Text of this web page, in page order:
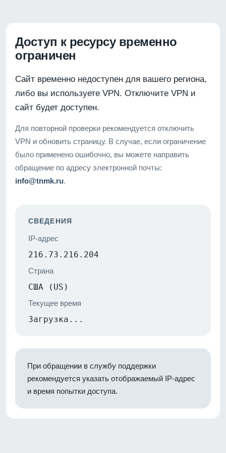
Доступ к ресурсу временно
ограничен
Сайт временно недоступен для вашего региона,
либо вы используете VPN. Отключите VPN и
сайт будет доступен.
Для повторной проверки рекомендуется отключить
VPN и обновить страницу. В случае, если ограничение
было применено ошибочно, вы можете направить
обращение по адресу электронной почты:
info@tnmk.ru.
СВЕДЕНИЯ
IP-адрес
216.73.216.204
Страна
США (US)
Текущее время
Загрузка...
При обращении в службу поддержки
рекомендуется указать отображаемый IP-адрес
и время попытки доступа.